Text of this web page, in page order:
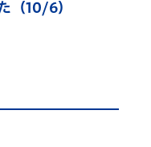
（10/6）